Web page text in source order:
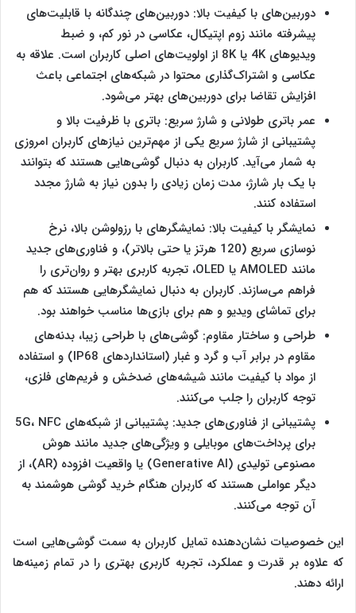
دوربین‌های با کیفیت بالا: دوربین‌های چندگانه با قابلیت‌های
پیشرفته مانند زوم اپتیکال، عکاسی در نور کم، و ضبط
ویدیوهای 4K یا 8K از اولویت‌های اصلی کاربران است. علاقه به
عکاسی و اشتراک‌گذاری محتوا در شبکه‌های اجتماعی باعث
افزایش تقاضا برای دوربین‌های بهتر می‌شود.
عمر باتری طولانی و شارژ سریع: باتری با ظرفیت بالا و
پشتیبانی از شارژ سریع یکی از مهم‌ترین نیازهای کاربران امروزی
به شمار می‌آید. کاربران به دنبال گوشی‌هایی هستند که بتوانند
با یک بار شارژ، مدت زمان زیادی را بدون نیاز به شارژ مجدد
استفاده کنند.
نمایشگر با کیفیت بالا: نمایشگرهای با رزولوشن بالا، نرخ
نوسازی سریع (120 هرتز یا حتی بالاتر)، و فناوری‌های جدید
مانند AMOLED یا OLED، تجربه کاربری بهتر و روان‌‌‌تری را
فراهم می‌سازند. کاربران به دنبال نمایشگرهایی هستند که هم
برای تماشای ویدیو و هم برای بازی‌ها مناسب خواهند بود.
طراحی و ساختار مقاوم: گوشی‌های با طراحی زیبا، بدنه‌های
مقاوم در برابر آب و گرد و غبار (استانداردهای IP68) و استفاده
از مواد با کیفیت مانند شیشه‌های ضدخش و فریم‌های فلزی،
توجه کاربران را جلب می‌کنند​.
پشتیبانی از فناوری‌های جدید: پشتیبانی از شبکه‌های 5G، NFC
برای پرداخت‌های موبایلی و ویژگی‌های جدید مانند هوش
مصنوعی تولیدی (Generative AI) یا واقعیت افزوده (AR)، از
دیگر عواملی هستند که کاربران هنگام خرید گوشی هوشمند به
آن توجه می‌کنند.
این خصوصیات نشان‌دهنده تمایل کاربران به سمت گوشی‌هایی است
که علاوه بر قدرت و عملکرد، تجربه کاربری بهتری را در تمام زمینه‌ها
ارائه دهند.